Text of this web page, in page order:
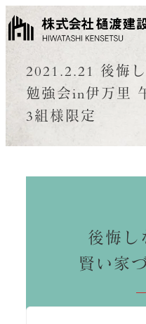
2021.2.21 後悔
勉強会in伊万里
3組様限定
後悔し
賢い家